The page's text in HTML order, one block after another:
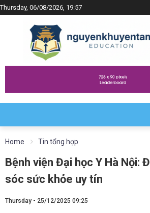
Thursday, 06/08/2026, 19:57
Home Tin tổng hợp
Bệnh viện Đại học Y Hà Nội:
sóc sức khỏe uy tín
Thursday - 25/12/2025 09:25